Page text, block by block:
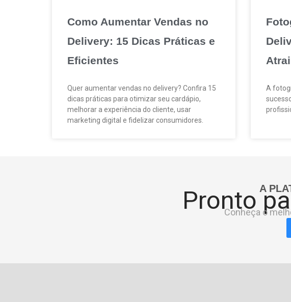
Como Aumentar Vendas no
Delivery: 15 Dicas Práticas e
Eficientes
Quer aumentar vendas no delivery? Confira 15
dicas práticas para otimizar seu cardápio,
melhorar a experiência do cliente, usar
marketing digital e fidelizar consumidores.
A
A
Pronto
Conheça o